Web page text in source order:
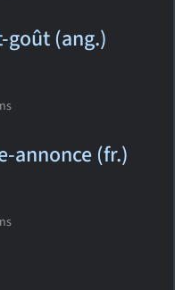
goût (ang.)
annonce (fr.)